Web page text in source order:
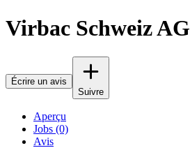
Virbac Schweiz AG
Écrire un avis
Suivre
Aperçu
Jobs (0)
Avis